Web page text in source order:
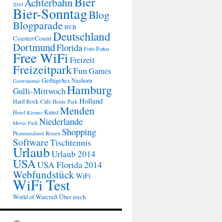
2010
Bier-SonntagBlog
Blogparade BVB
Coaster-CountDeutschland
DortmundFlorida Foto Fotos
Free WiFiFreizeit
FreizeitparkFunGames
Gastronomie Geflügeltes Nashorn
Gulli-MittwochHamburg
Hard Rock Cafe Heide Park Holland
Hotel Kirmes KunstMenden
Movie Park Niederlande
Phantasialand Reisen Shopping
SoftwareTischtennis
UrlaubUrlaub 2014
USAUSA Florida 2014
WebfundstückWiFi
WiFi Test
World of WarcraftÜber mich